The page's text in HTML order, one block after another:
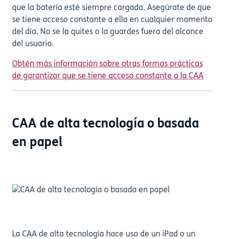
que la batería esté siempre cargada. Asegúrate de que
se tiene acceso constante a ella en cualquier momento
del día. No se la quites o la guardes fuera del alcance
del usuario.
Obtén más información sobre otras formas prácticas
de garantizar que se tiene acceso constante a la CAA
CAA de alta tecnología o basada
en papel
La CAA de alta tecnología hace uso de un iPad o un